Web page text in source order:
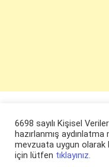
6698 sayılı Kişisel
hazırlanmış
mevzuata uygun olarak
için lütfen tıklayınız.